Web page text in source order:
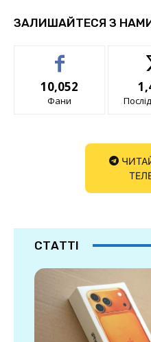
ЗАЛИШАЙТЕСЯ З
10,052
Фани
СТАТТІ